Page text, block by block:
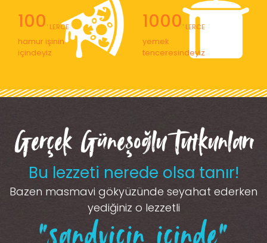
100' LERCE
hamur işinin
içindeyiz
1000' LERCE
yemek
tenceresindeyiz
Gerçek Güneşoğlu Tutkunları
Bu lezzeti nerede olsa tanır!
Bazen masmavi gökyüzünde seyahat ederken
yediğiniz o lezzetli